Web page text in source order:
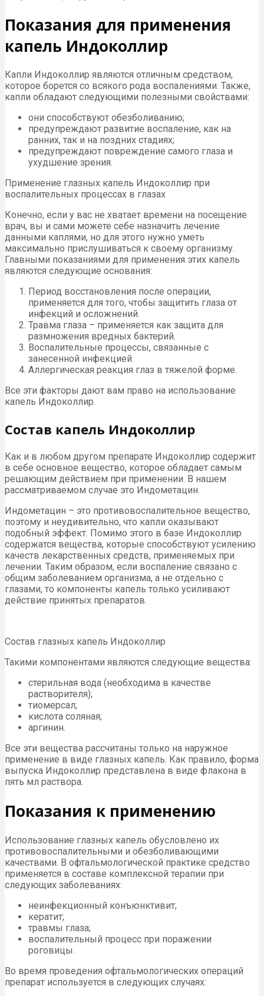
Показания для применения
капель Индоколлир
Капли Индоколлир являются отличным средством,
которое борется со всякого рода воспалениями. Также,
капли обладают следующими полезными свойствами:
они способствуют обезболиванию;
предупреждают развитие воспаление, как на
ранних, так и на поздних стадиях;
предупреждают повреждение самого глаза и
ухудшение зрения.
Применение глазных капель Индоколлир при
воспалительных процессах в глазах
Конечно, если у вас не хватает времени на посещение
врач, вы и сами можете себе назначить лечение
данными каплями, но для этого нужно уметь
максимально прислушиваться к своему организму.
Главными показаниями для применения этих капель
являются следующие основания:
Период восстановления после операции,
применяется для того, чтобы защитить глаза от
инфекций и осложнений.
Травма глаза – применяется как защита для
размножения вредных бактерий.
Воспалительные процессы, связанные с
занесенной инфекцией.
Аллергическая реакция глаз в тяжелой форме.
Все эти факторы дают вам право на использование
капель Индоколлир.
Состав капель Индоколлир
Как и в любом другом препарате Индоколлир содержит
в себе основное вещество, которое обладает самым
решающим действием при применении. В нашем
рассматриваемом случае это Индометацин.
Индометацин – это противовоспалительное вещество,
поэтому и неудивительно, что капли оказывают
подобный эффект. Помимо этого в базе Индоколлир
содержатся вещества, которые способствуют усилению
качеств лекарственных средств, применяемых при
лечении. Таким образом, если воспаление связано с
общим заболеванием организма, а не отдельно с
глазами, то компоненты капель только усиливают
действие принятых препаратов.
Состав глазных капель Индоколлир
Такими компонентами являются следующие вещества:
стерильная вода (необходима в качестве
растворителя);
тиомерсал;
кислота соляная;
аргинин.
Все эти вещества рассчитаны только на наружное
применение в виде глазных капель. Как правило, форма
выпуска Индоколлир представлена в виде флакона в
пять мл раствора.
Показания к применению
Использование глазных капель обусловлено их
противовоспалительными и обезболивающими
качествами. В офтальмологической практике средство
применяется в составе комплексной терапии при
следующих заболеваниях:
неинфекционный конъюнктивит;
кератит;
травмы глаза;
воспалительный процесс при поражении
роговицы.
Во время проведения офтальмологических операций
препарат используется в следующих случаях: